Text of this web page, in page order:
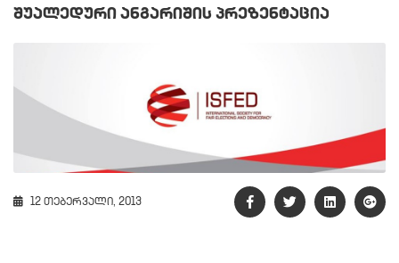
შუალედური ანგარიშის პრეზენტაცია
12 თებერვალი, 2013